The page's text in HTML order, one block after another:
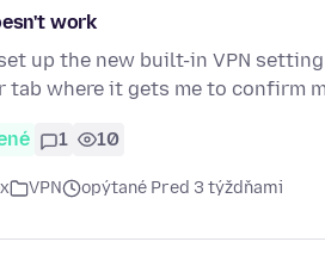
work
up the new built-in VPN
tab where it gets me to confirm
1 10
VPN opýtané Pred 3 týždňami